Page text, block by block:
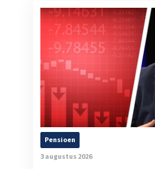
Pensioen
3 augustus 2026